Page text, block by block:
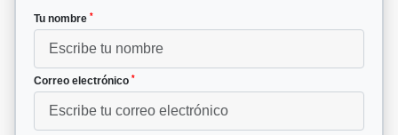
Tu nombre *
Correo electrónico *